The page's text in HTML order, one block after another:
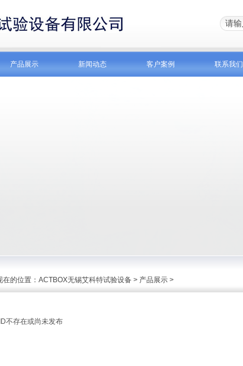
产品展示 新闻动态 客户案例 联系我们
在的位置： ACTBOX无锡艾科特试验设备 > 产品展示 >
不存在或尚未发布